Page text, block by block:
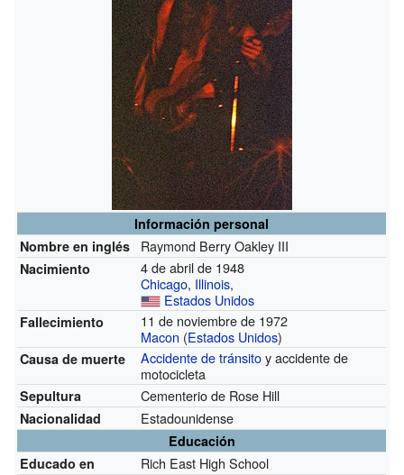
Información personal
Nombre en inglés
Raymond Berry Oakley III
Nacimiento
4 de abril de 1948
Chicago, Illinois,
Estados Unidos
Fallecimiento
11 de noviembre de 1972
Macon (Estados Unidos)
Causa de muerte Accidente de tránsitoy accidente de
motocicleta
Sepultura Cementerio de Rose Hill
Nacionalidad Estadounidense
Educación
Educado en
Rich East High School